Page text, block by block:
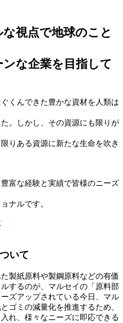
視点で地球のこと
な企業を目指して
くんできた豊かな資材を人類は
。しかし、その資源にも限りが
りある資源に新たな生命を吹き
富な経験と実績で皆様のニーズ
ナルです。
いて
製紙原料や製鋼原料などの有価
するのが、マルセイの「原料部
ズアップされている今日、マル
ゴミの減量化を推進するため、
れ、様々なニーズに即応できる